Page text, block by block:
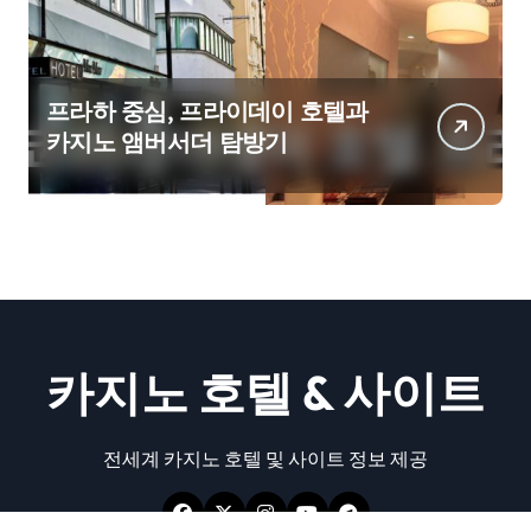
프라하 중심, 프라이데이 호텔과
카지노 앰버서더 탐방기
카지노 호텔 & 사이트
전세계 카지노 호텔 및 사이트 정보 제공